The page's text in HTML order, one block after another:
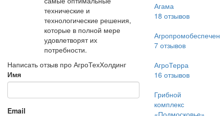
технические и
технологические решения,
которые в полной мере
удовлетворят их
потребности.
Написать отзыв про АгроТехХолдинг
Имя
Email
Агама
18 отзывов
7отзывов
АгроТерра
16 отзывов
Грибной
комплекс
«Подмосковье»